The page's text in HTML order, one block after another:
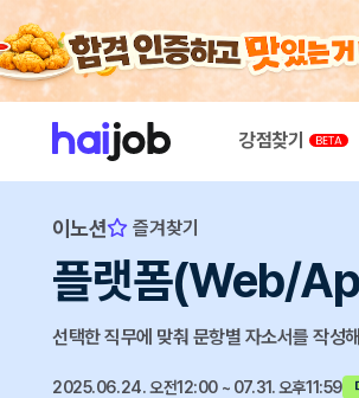
강점찾기
이노션 즐겨찾기
플랫폼(Web/
선택한 직무에 맞춰 문항별 자소서를 작성
2025.06.24. 오전12:00 ~ 07.31. 오후11:59